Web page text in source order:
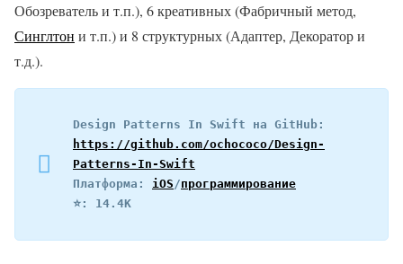
Обозреватель и т.п.), 6 креативных (Фабричный метод,
Синглтон и т.п.) и 8 структурных (Адаптер, Декоратор и
т.д.).
https://github.com/ochococo/Design-
Patterns-In-Swift
Платформа: iOS /программирование
⭐️: 14.4K